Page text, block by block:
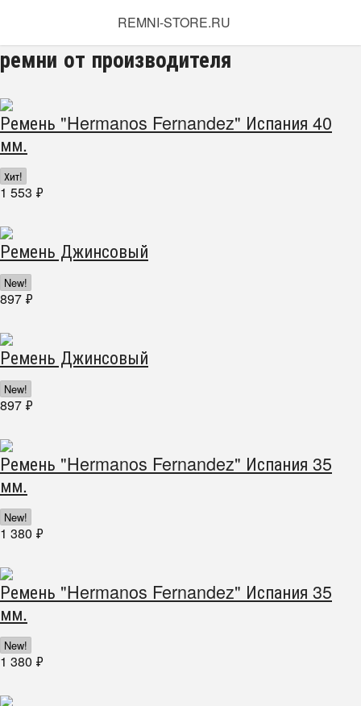
REMNI-STORE.RU
ремни от производителя
Ремень "Hermanos Fernandez" Испания 40
мм.
Хит!
1 553 ₽
Ремень Джинсовый
New!
897 ₽
Ремень Джинсовый
New!
897 ₽
Ремень "Hermanos Fernandez" Испания 35
мм.
New!
1 380 ₽
Ремень "Hermanos Fernandez" Испания 35
мм.
New!
1 380 ₽